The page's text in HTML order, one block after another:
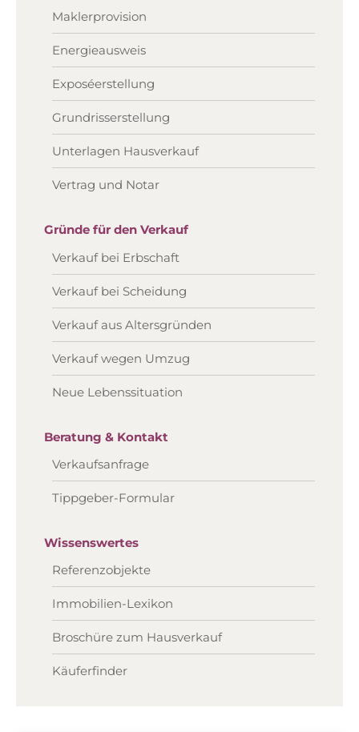
Maklerprovision
Energieausweis
Exposéerstellung
Grundrisserstellung
Unterlagen Hausverkauf
Vertrag und Notar
Gründe für den Verkauf
Verkauf bei Erbschaft
Verkauf bei Scheidung
Verkauf aus Altersgründen
Verkauf wegen Umzug
Neue Lebenssituation
Beratung & Kontakt
Verkaufsanfrage
Tippgeber-Formular
Wissenswertes
Referenzobjekte
Immobilien-Lexikon
Broschüre zum Hausverkauf
Käuferfinder